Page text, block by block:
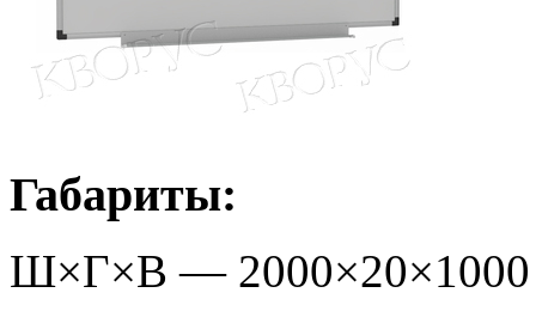
Габариты:
Ш×Г×В — 2000×20×1000